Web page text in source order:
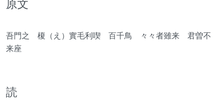
原文
吾門之 榎（え）實毛利喫 百千鳥 々々者雖来 君曽不
来座
読